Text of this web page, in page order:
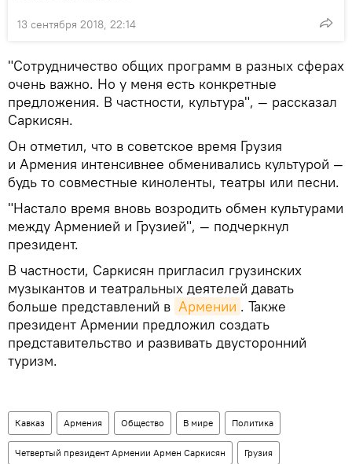
13 сентября 2018, 22:14
"Сотрудничество общих программ в разных сферах
очень важно. Но у меня есть конкретные
предложения. В частности, культура", — рассказал
Саркисян.
Он отметил, что в советское время Грузия
и Армения интенсивнее обменивались культурой —
будь то совместные киноленты, театры или песни.
"Настало время вновь возродить обмен культурами
между Арменией и Грузией", — подчеркнул
президент.
В частности, Саркисян пригласил грузинских
музыкантов и театральных деятелей давать
больше представлений в Армении . Также
президент Армении предложил создать
представительство и развивать двусторонний
туризм.
Кавказ Армения Общество В мире Политика
Четвертый президент Армении Армен Саркисян Грузия